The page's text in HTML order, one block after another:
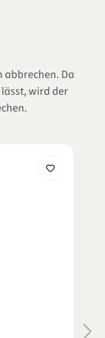
abbrechen. Da
wird der